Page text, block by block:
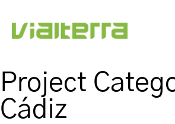
Project
Cádiz